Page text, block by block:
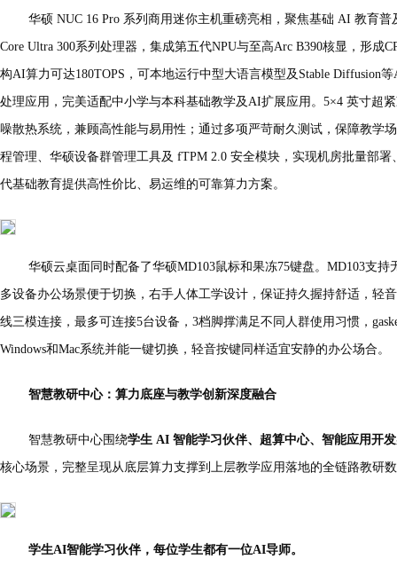
华硕 NUC 16 Pro 系列商用迷你主机重磅亮相，聚焦基础 AI 教育
Core Ultra 300系列处理器，集成第五代NPU与至高Arc B390核显，形成
构AI算力可达180TOPS，可本地运行中型大语言模型及Stable Diffusion
处理应用，完美适配中小学与本科基础教学及AI扩展应用。5×4 英寸超
噪散热系统，兼顾高性能与易用性；通过多项严苛耐久测试，保障教学
程管理、华硕设备群管理工具及 fTPM 2.0 安全模块，实现机房批量部
代基础教育提供高性价比、易运维的可靠算力方案。
华硕云桌面同时配备了华硕MD103鼠标和果冻75键盘。MD103支
多设备办公场景便于切换，右手人体工学设计，保证持久握持舒适，轻
线三模连接，最多可连接5台设备，3档脚撑满足不同人群使用习惯，
Windows和Mac系统并能一键切换，轻音按键同样适宜安静的办公场合。
智慧教研中心：算力底座与教学创新深度融合
智慧教研中心围绕学生 AI 智能学习伙伴、超算中心、智能应用开
核心场景，完整呈现从底层算力支撑到上层教学应用落地的全链路教研
学生AI智能学习伙伴，每位学生都有一位AI导师。